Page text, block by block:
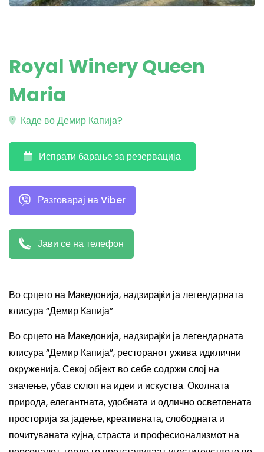
Royal Winery Queen
Maria
Каде во Демир Капија?
Испрати барање за резервација
Разговарај на Viber
Јави се на телефон
Во срцето на Македонија, надзираjќи ја легендарната
клисура “Демир Капија”
Во срцето на Македонија, надзираjќи ја легендарната
клисура “Демир Капија”, ресторанот ужива идилични
окруженија. Секој објект во себе содржи слој на
значење, убав склоп на идеи и искуства. Околната
природа, елегантната, удобната и одлично осветлената
просторија за јадење, креативната, слободната и
почитуваната кујна, страста и професионализмот на